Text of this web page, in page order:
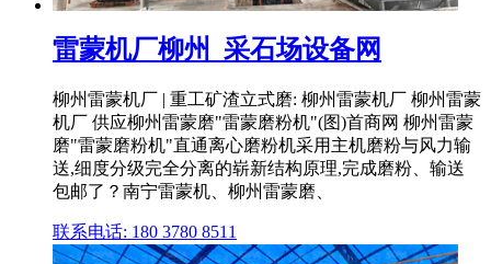
雷蒙机厂柳州_采石场设备网
柳州雷蒙机厂 | 重工矿渣立式磨: 柳州雷蒙机厂 柳州雷蒙
机厂 供应柳州雷蒙磨"雷蒙磨粉机"(图)首商网 柳州雷蒙
磨"雷蒙磨粉机"直通离心磨粉机采用主机磨粉与风力输
送,细度分级完全分离的崭新结构原理,完成磨粉、输送
包邮了？南宁雷蒙机、柳州雷蒙磨、
联系电话: 180 3780 8511